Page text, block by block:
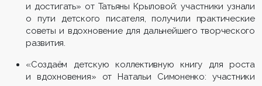
и достигать» от Татьяны Крыловой: участники узнали
о пути детского писателя, получили практические
советы и вдохновение для дальнейшего творческого
развития.
«Создаём детскую коллективную книгу для роста
и вдохновения» от Натальи Симоненко: участники